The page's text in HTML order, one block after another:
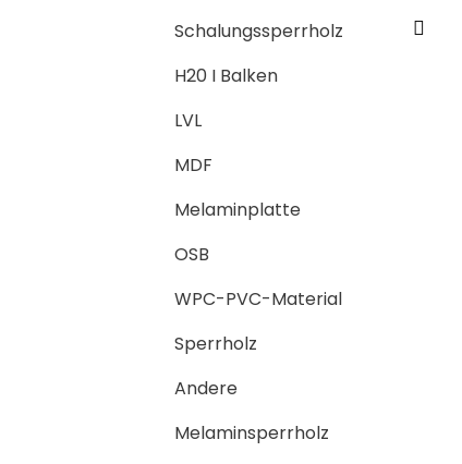
Schalungssperrholz
H20 I Balken
LVL
MDF
Melaminplatte
OSB
WPC-PVC-Material
Sperrholz
Andere
Melaminsperrholz